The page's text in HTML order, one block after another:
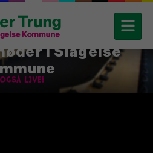
i Slagelse
live!